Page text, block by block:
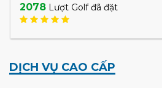
2078 Lượt Golf đã đặt
DỊCH VỤ CAO CẤP